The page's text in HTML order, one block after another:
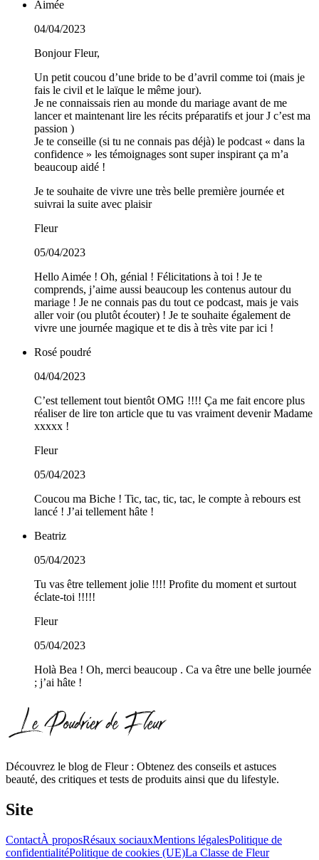
Aimée
04/04/2023
Bonjour Fleur,
Un petit coucou d’une bride to be d’avril comme toi (mais je
fais le civil et le laïque le même jour).
Je ne connaissais rien au monde du mariage avant de me
lancer et maintenant lire les récits préparatifs et jour J c’est ma
passion )
Je te conseille (si tu ne connais pas déjà) le podcast « dans la
confidence » les témoignages sont super inspirant ça m’a
beaucoup aidé !
Je te souhaite de vivre une très belle première journée et
suivrai la suite avec plaisir
Fleur
05/04/2023
Hello Aimée ! Oh, génial ! Félicitations à toi ! Je te
comprends, j’aime aussi beaucoup les contenus autour du
mariage ! Je ne connais pas du tout ce podcast, mais je vais
aller voir (ou plutôt écouter) ! Je te souhaite également de
vivre une journée magique et te dis à très vite par ici !
Rosé poudré
04/04/2023
C’est tellement tout bientôt OMG !!!! Ça me fait encore plus
réaliser de lire ton article que tu vas vraiment devenir Madame
xxxxx !
Fleur
05/04/2023
Coucou ma Biche ! Tic, tac, tic, tac, le compte à rebours est
lancé ! J’ai tellement hâte !
Beatriz
05/04/2023
Tu vas être tellement jolie !!!! Profite du moment et surtout
éclate-toi !!!!!
Fleur
05/04/2023
Holà Bea ! Oh, merci beaucoup . Ca va être une belle journée
; j’ai hâte !
Découvrez le blog de Fleur : Obtenez des conseils et astuces
beauté, des critiques et tests de produits ainsi que du lifestyle.
Site
ContactÀ proposRésaux sociauxMentions légalesPolitique de
confidentialitéPolitique de cookies (UE)La Classe de Fleur